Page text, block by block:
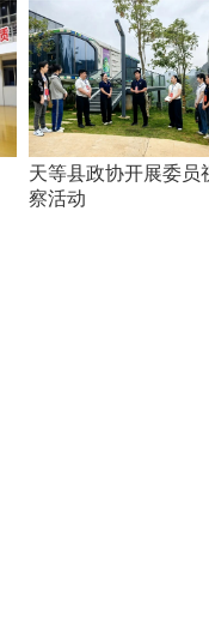
天等县政协开展委员
察活动